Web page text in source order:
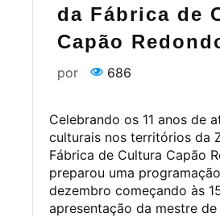
da Fábrica de
Capão
por 686
Celebrando os 11 anos de
culturais nos territórios da
Fábrica de Cultura Capão
preparou uma
dezembro começando às
apresentação da mestre